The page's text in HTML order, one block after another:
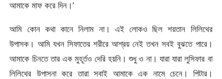
আমাকে মাফ করে দিন।’
আমি কোন কথা কানে নিলাম না। এই লোকও ছিল শয়তান লিলিথের
উপাসক। আমি যখন সিফাতের শরীরে আশ্রয় নেই তখন সবই বুঝতে পারে।
আমাকে চিনতে তার এক মুহূর্তও দেরি হয়নি। শুধু ও না। যারা যারা লুসিফার বা
লিলিথের উপাসনা করে তারা সবাই আমাকে এক নামে চেনে। পিটার।